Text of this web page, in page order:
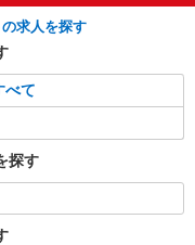
＜日払い有/週払い有/交
詳細を見る
求人を探す
べて
探す